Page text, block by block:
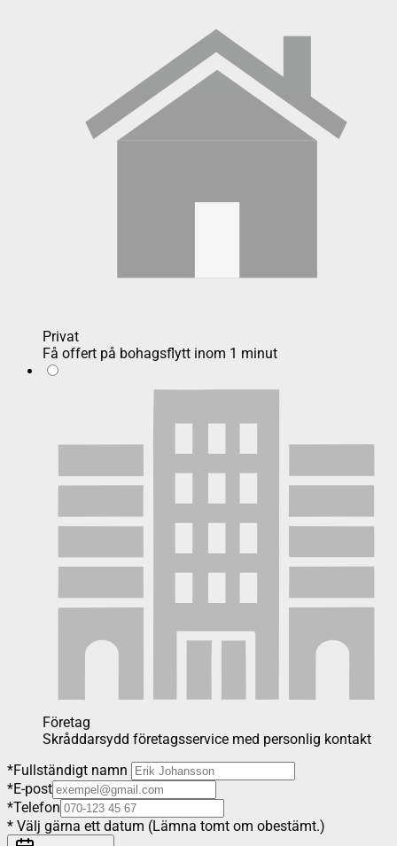
Privat
Få offert på bohagsflytt inom 1 minut
Företag
Skråddarsydd företagsservice med personlig kontakt
*Fullständigt namn
*E-post
*Telefon
* Välj gärna ett datum (Lämna tomt om obestämt.)